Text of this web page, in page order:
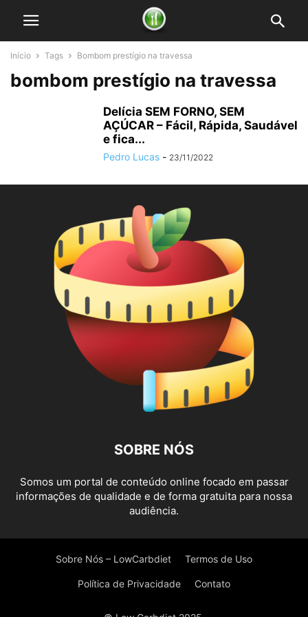
Início Tags Bombom prestígio na travessa
bombom prestígio na travessa
Delícia SEM FORNO, SEM
AÇÚCAR – Fácil, Rápida, Saudável
e fica...
Pedro Lucas - 23/11/2022
SOBRE NÓS
Somos um portal de conteúdo online focado em passar
informações de qualidade e de forma gratuita para nossa
audiência.
Sobre Nós – LowCarbdiet Termos de Uso
Política de Privacidade Contato